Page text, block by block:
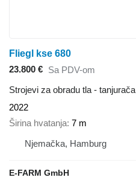
Fliegl kse 680
23.800 € Sa PDV-om
Strojevi za obradu tla - tanjurača
2022
Širina hvatanja 7 m
Njemačka, Hamburg
E-FARM GmbH